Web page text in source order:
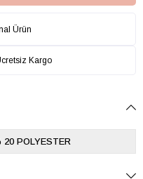
Ürün
Kargo
POLYESTER